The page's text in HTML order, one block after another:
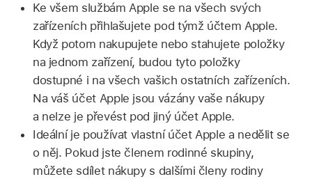
Ke všem službám Apple se na všech svých
zařízeních přihlašujete pod týmž účtem Apple.
Když potom nakupujete nebo stahujete položky
na jednom zařízení, budou tyto položky
dostupné i na všech vašich ostatních zařízeních.
Na váš účet Apple jsou vázány vaše nákupy
a nelze je převést pod jiný účet Apple.
Ideální je používat vlastní účet Apple a nedělit se
o něj. Pokud jste členem rodinné skupiny,
můžete sdílet nákupy s dalšími členy rodiny